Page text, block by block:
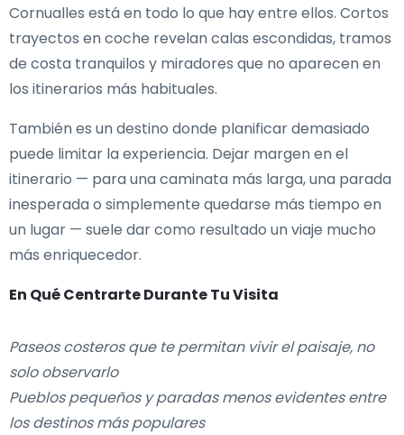
Cornualles está en todo lo que hay entre ellos. Cortos
trayectos en coche revelan calas escondidas, tramos
de costa tranquilos y miradores que no aparecen en
los itinerarios más habituales.
También es un destino donde planificar demasiado
puede limitar la experiencia. Dejar margen en el
itinerario — para una caminata más larga, una parada
inesperada o simplemente quedarse más tiempo en
un lugar — suele dar como resultado un viaje mucho
más enriquecedor.
En Qué Centrarte Durante Tu Visita
Paseos costeros que te permitan vivir el paisaje, no
solo observarlo
Pueblos pequeños y paradas menos evidentes entre
los destinos más populares